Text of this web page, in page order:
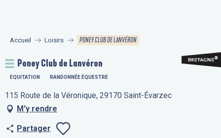
principal
Accueil Loisirs PONEY CLUB DE LANVÉRON
Poney Club de Lanvéron
EQUITATION RANDONNÉE ÉQUESTRE
115 Route de la Véronique, 29170 Saint-Évarzec
M'y rendre
Partager